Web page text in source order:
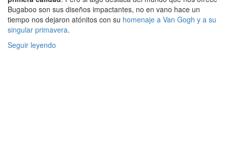
Bugaboo son sus diseños impactantes, no en vano hace un
tiempo nos dejaron atónitos con su homenaje a Van Gogh y a su
singular primavera.
Seguir leyendo